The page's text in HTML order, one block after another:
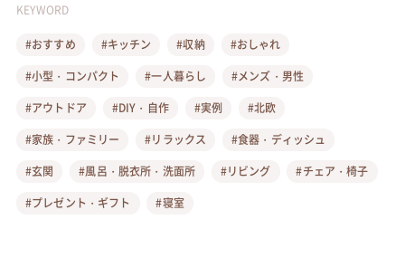
KEYWORD
#おすすめ #キッチン #収納
#おしゃれ
#小型・コンパクト
#一人暮らし
#メンズ・男性
#アウトドア
#DIY・自作 #実例
#北欧
#家族・ファミリー
#リラックス
#食器・ディッシュ
#玄関
#風呂・脱衣所・洗面所 #リビング
#チェア・椅子
#プレゼント・ギフト
#寝室